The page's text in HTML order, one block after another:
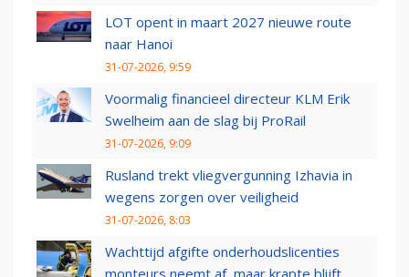
LOT opent in maart 2027 nieuwe route
naar Hanoi
31-07-2026, 9:59
Voormalig financieel directeur KLM Erik
Swelheim aan de slag bij ProRail
31-07-2026, 9:09
Rusland trekt vliegvergunning Izhavia in
wegens zorgen over veiligheid
31-07-2026, 8:03
Wachttijd afgifte onderhoudslicenties